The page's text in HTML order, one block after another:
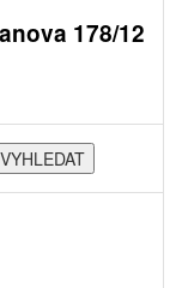
178/12